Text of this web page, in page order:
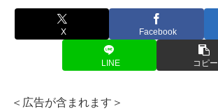
X Facebook
LINE コピー
＜広告が含まれます＞